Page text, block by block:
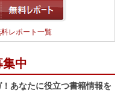
レポート一覧
中
あなたに役立つ書籍情報を